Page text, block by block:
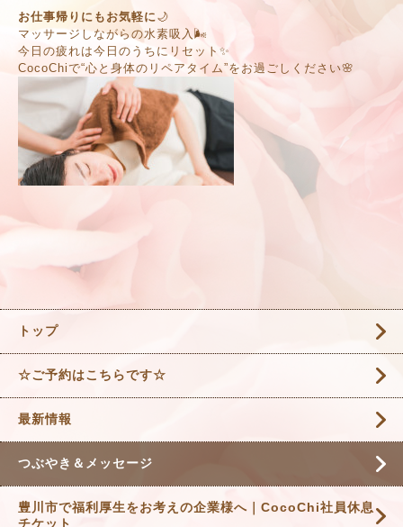
お仕事帰りにもお気軽に 🌙
マッサージしながらの水素吸入🌬️
今日の疲れは今日のうちにリセット✨
CocoChiで“心と身体のリペアタイム”をお過ごしください🌸
トップ
☆ご予約はこちらです☆
最新情報
つぶやき＆メッセージ
豊川市で福利厚生をお考えの企業様へ｜CocoChi社員休息
チケット